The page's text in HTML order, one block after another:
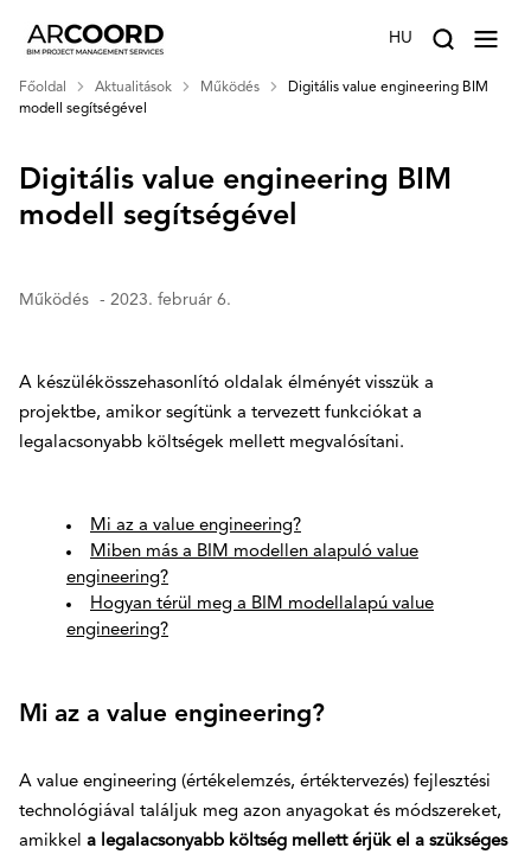
HU
Főoldal Aktualitások Működés
Digitális value engineering BIM
modell segítségével
Digitális value engineering BIM
modell segítségével
Működés - 2023. február 6.
A készülékösszehasonlító oldalak élményét visszük a
projektbe, amikor segítünk a tervezett funkciókat a
legalacsonyabb költségek mellett megvalósítani.
Mi az a value engineering?
Miben más a BIM modellen alapuló value
engineering?
Hogyan térül meg a BIM modellalapú value
engineering?
Mi az a value engineering?
A value engineering (értékelemzés, értéktervezés) fejlesztési
technológiával találjuk meg azon anyagokat és módszereket,
amikkel a legalacsonyabb költség mellett érjük el a szükséges